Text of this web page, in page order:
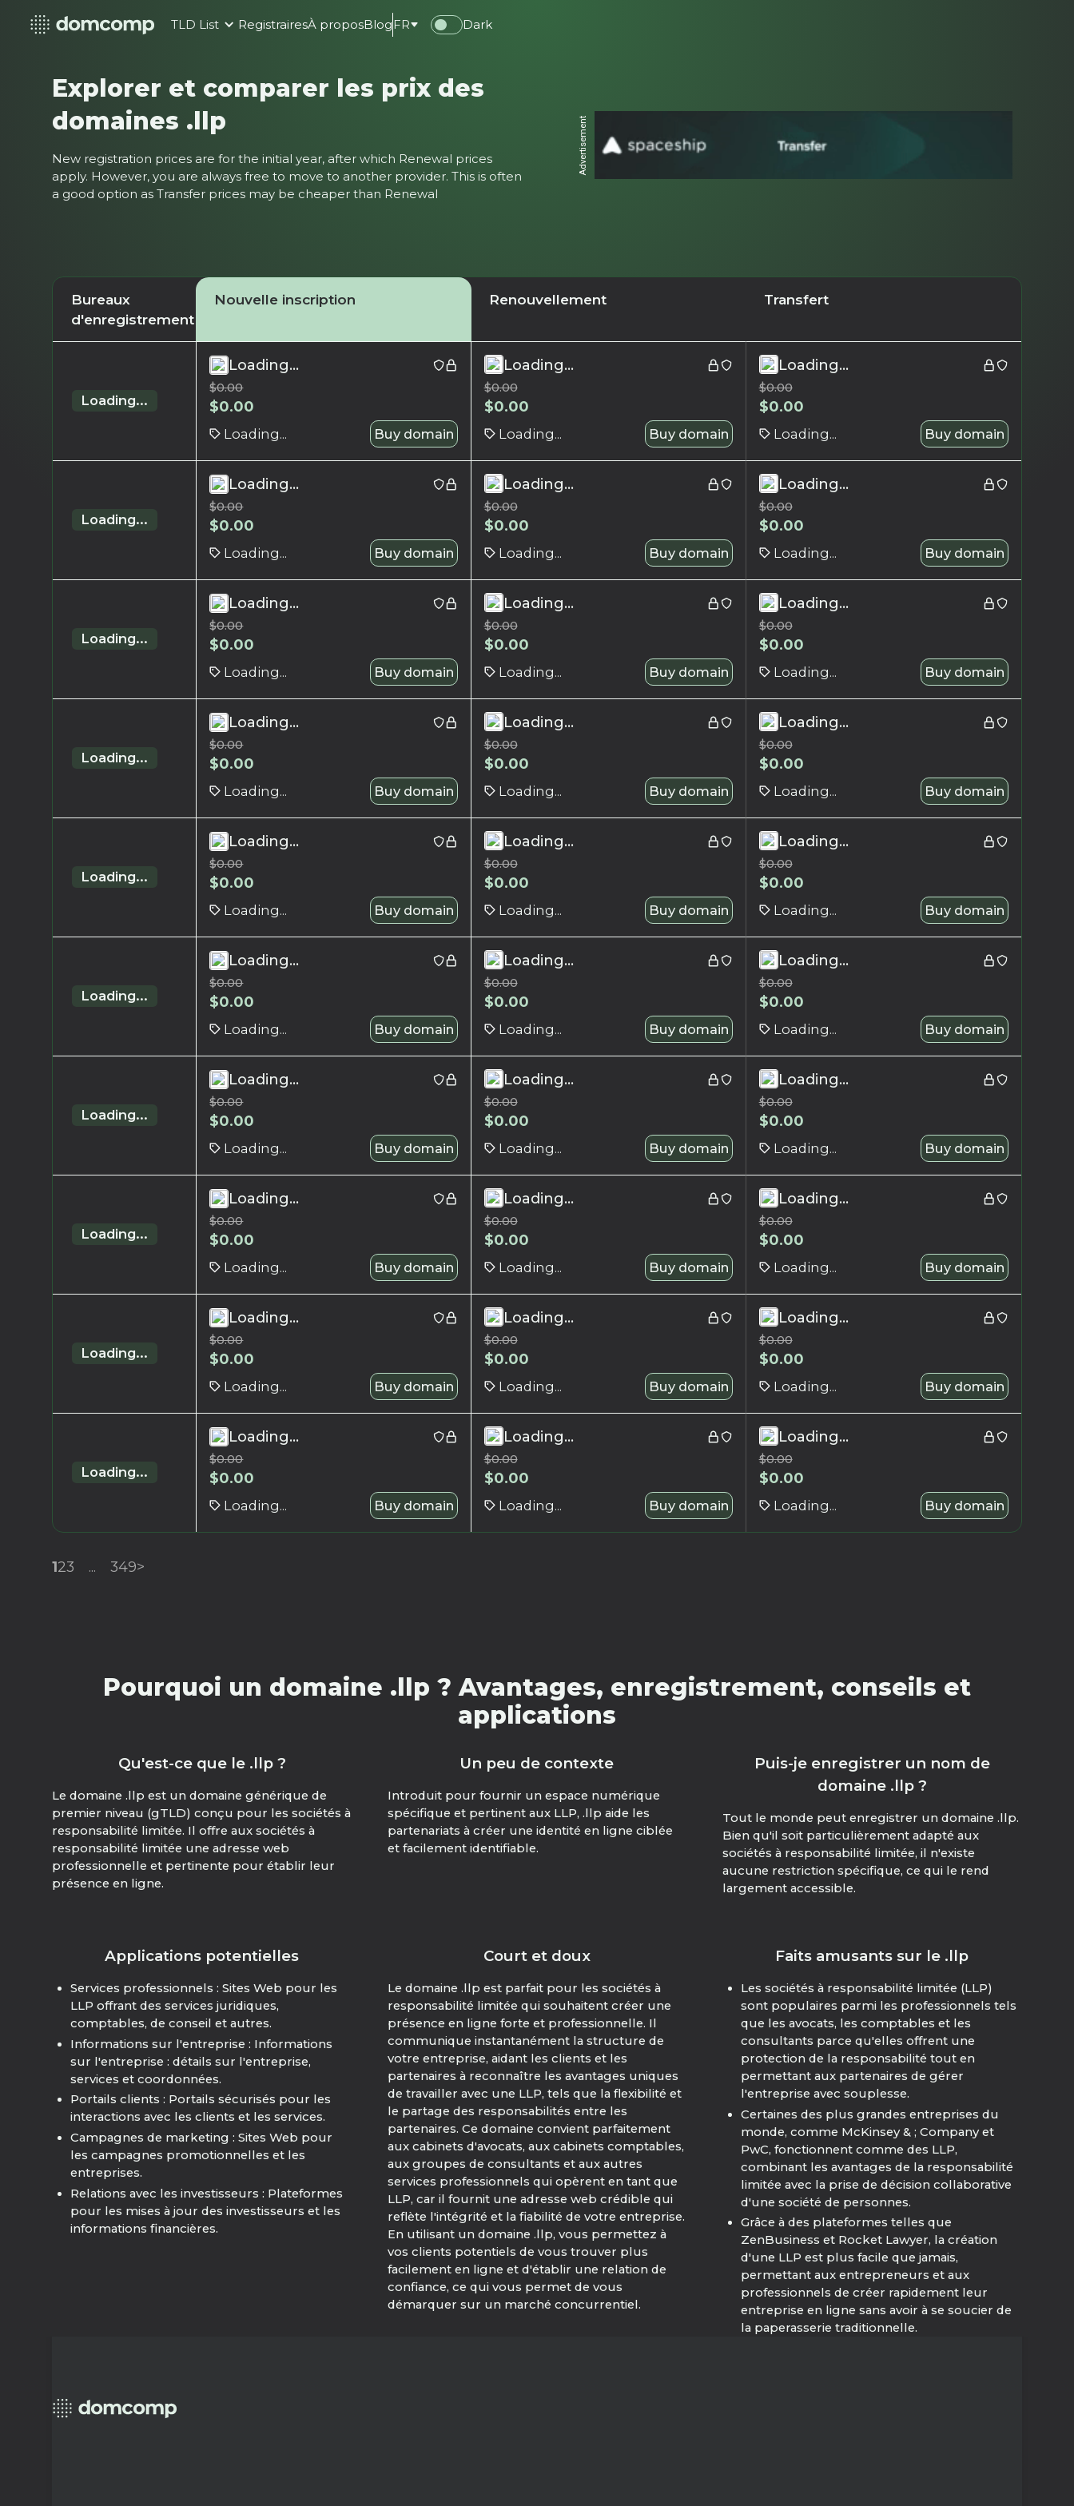
TLD List RegistrairesÀ proposBlog FR Dark
Explorer et comparer les prix des
domaines .llp
New registration prices are for the initial year, after which Renewal prices
apply. However, you are always free to move to another provider. This is often
a good option as Transfer prices may be cheaper than Renewal
Advertisement
Bureaux
d'enregistrement
Nouvelle inscription Renouvellement Transfert
Loading...
Loading...
$0.00
$0.00
Loading... Buy domain
Loading...
$0.00
$0.00
Loading... Buy domain
Loading...
$0.00
$0.00
Loading... Buy domain
Loading...
Loading...
$0.00
$0.00
Loading... Buy domain
Loading...
$0.00
$0.00
Loading... Buy domain
Loading...
$0.00
$0.00
Loading... Buy domain
Loading...
Loading...
$0.00
$0.00
Loading... Buy domain
Loading...
$0.00
$0.00
Loading... Buy domain
Loading...
$0.00
$0.00
Loading... Buy domain
Loading...
Loading...
$0.00
$0.00
Loading... Buy domain
Loading...
$0.00
$0.00
Loading... Buy domain
Loading...
$0.00
$0.00
Loading... Buy domain
Loading...
Loading...
$0.00
$0.00
Loading... Buy domain
Loading...
$0.00
$0.00
Loading... Buy domain
Loading...
$0.00
$0.00
Loading... Buy domain
Loading...
Loading...
$0.00
$0.00
Loading... Buy domain
Loading...
$0.00
$0.00
Loading... Buy domain
Loading...
$0.00
$0.00
Loading... Buy domain
Loading...
Loading...
$0.00
$0.00
Loading... Buy domain
Loading...
$0.00
$0.00
Loading... Buy domain
Loading...
$0.00
$0.00
Loading... Buy domain
Loading...
Loading...
$0.00
$0.00
Loading... Buy domain
Loading...
$0.00
$0.00
Loading... Buy domain
Loading...
$0.00
$0.00
Loading... Buy domain
Loading...
Loading...
$0.00
$0.00
Loading... Buy domain
Loading...
$0.00
$0.00
Loading... Buy domain
Loading...
$0.00
$0.00
Loading... Buy domain
Loading...
Loading...
$0.00
$0.00
Loading... Buy domain
Loading...
$0.00
$0.00
Loading... Buy domain
Loading...
$0.00
$0.00
Loading... Buy domain
123 ... 349>
Pourquoi un domaine .llp ? Avantages, enregistrement, conseils et
applications
Qu'est-ce que le .llp ?
Le domaine .llp est un domaine générique de
premier niveau (gTLD) conçu pour les sociétés à
responsabilité limitée. Il offre aux sociétés à
responsabilité limitée une adresse web
professionnelle et pertinente pour établir leur
présence en ligne.
Un peu de contexte
Introduit pour fournir un espace numérique
spécifique et pertinent aux LLP, .llp aide les
partenariats à créer une identité en ligne ciblée
et facilement identifiable.
Puis-je enregistrer un nom de
domaine .llp ?
Tout le monde peut enregistrer un domaine .llp.
Bien qu'il soit particulièrement adapté aux
sociétés à responsabilité limitée, il n'existe
aucune restriction spécifique, ce qui le rend
largement accessible.
Applications potentielles
Services professionnels : Sites Web pour les
LLP offrant des services juridiques,
comptables, de conseil et autres.
Informations sur l'entreprise : Informations
sur l'entreprise : détails sur l'entreprise,
services et coordonnées.
Portails clients : Portails sécurisés pour les
interactions avec les clients et les services.
Campagnes de marketing : Sites Web pour
les campagnes promotionnelles et les
entreprises.
Relations avec les investisseurs : Plateformes
pour les mises à jour des investisseurs et les
informations financières.
Court et doux
Le domaine .llp est parfait pour les sociétés à
responsabilité limitée qui souhaitent créer une
présence en ligne forte et professionnelle. Il
communique instantanément la structure de
votre entreprise, aidant les clients et les
partenaires à reconnaître les avantages uniques
de travailler avec une LLP, tels que la flexibilité et
le partage des responsabilités entre les
partenaires. Ce domaine convient parfaitement
aux cabinets d'avocats, aux cabinets comptables,
aux groupes de consultants et aux autres
services professionnels qui opèrent en tant que
LLP, car il fournit une adresse web crédible qui
reflète l'intégrité et la fiabilité de votre entreprise.
En utilisant un domaine .llp, vous permettez à
vos clients potentiels de vous trouver plus
facilement en ligne et d'établir une relation de
confiance, ce qui vous permet de vous
démarquer sur un marché concurrentiel.
Faits amusants sur le .llp
Les sociétés à responsabilité limitée (LLP)
sont populaires parmi les professionnels tels
que les avocats, les comptables et les
consultants parce qu'elles offrent une
protection de la responsabilité tout en
permettant aux partenaires de gérer
l'entreprise avec souplesse.
Certaines des plus grandes entreprises du
monde, comme McKinsey & ; Company et
PwC, fonctionnent comme des LLP,
combinant les avantages de la responsabilité
limitée avec la prise de décision collaborative
d'une société de personnes.
Grâce à des plateformes telles que
ZenBusiness et Rocket Lawyer, la création
d'une LLP est plus facile que jamais,
permettant aux entrepreneurs et aux
professionnels de créer rapidement leur
entreprise en ligne sans avoir à se soucier de
la paperasserie traditionnelle.